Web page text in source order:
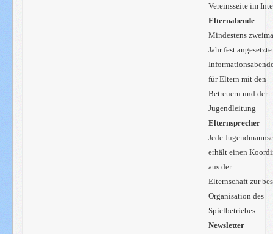
Vereinsseite im
Elternabende
Mindestens
Jahr fest angesetzte
für Eltern mit den
Betreuern und der
Jugendleitung
Elternsprecher
Jede
erhält einen
aus der
Elternschaft zur
Organisation des
Spielbetriebes
Newsletter